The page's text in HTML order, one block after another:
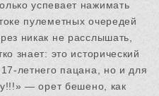
успевает нажимать
пулеметных очередей
никак не расслышать,
знает: это исторический
летнего пацана, но и для
— орет бешено, как